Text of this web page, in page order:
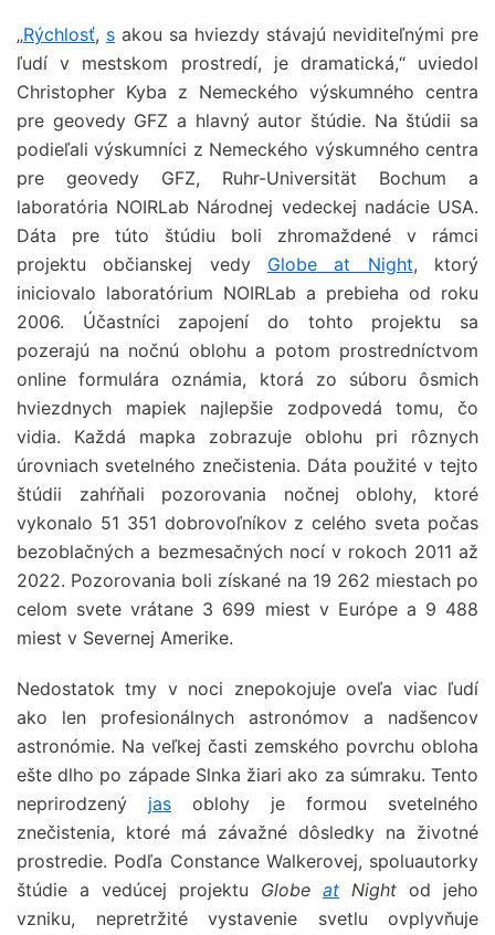
„Rýchlosť, s akou sa hviezdy stávajú neviditeľnými pre
ľudí v mestskom prostredí, je dramatická,“ uviedol
Christopher Kyba z Nemeckého výskumného centra
pre geovedy GFZ a hlavný autor štúdie. Na štúdii sa
podieľali výskumníci z Nemeckého výskumného centra
pre geovedy GFZ, Ruhr-Universität Bochum a
laboratória NOIRLab Národnej vedeckej nadácie USA.
Dáta pre túto štúdiu boli zhromaždené v rámci
projektu občianskej vedy Globe at Night, ktorý
iniciovalo laboratórium NOIRLab a prebieha od roku
2006. Účastníci zapojení do tohto projektu sa
pozerajú na nočnú oblohu a potom prostredníctvom
online formulára oznámia, ktorá zo súboru ôsmich
hviezdnych mapiek najlepšie zodpovedá tomu, čo
vidia. Každá mapka zobrazuje oblohu pri rôznych
úrovniach svetelného znečistenia. Dáta použité v tejto
štúdii zahŕňali pozorovania nočnej oblohy, ktoré
vykonalo 51 351 dobrovoľníkov z celého sveta počas
bezoblačných a bezmesačných nocí v rokoch 2011 až
2022. Pozorovania boli získané na 19 262 miestach po
celom svete vrátane 3 699 miest v Európe a 9 488
miest v Severnej Amerike.
Nedostatok tmy v noci znepokojuje oveľa viac ľudí
ako len profesionálnych astronómov a nadšencov
astronómie. Na veľkej časti zemského povrchu obloha
ešte dlho po západe Slnka žiari ako za súmraku. Tento
neprirodzený jas oblohy je formou svetelného
znečistenia, ktoré má závažné dôsledky na životné
prostredie. Podľa Constance Walkerovej, spoluautorky
štúdie a vedúcej projektu Globe at Night od jeho
vzniku, nepretržité vystavenie svetlu ovplyvňuje